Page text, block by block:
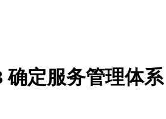
定服务管理体